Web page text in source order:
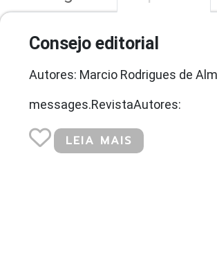
Consejo editorial
Autores: Marcio Rodrigues de
messages.RevistaAutores:
LEIA MAIS